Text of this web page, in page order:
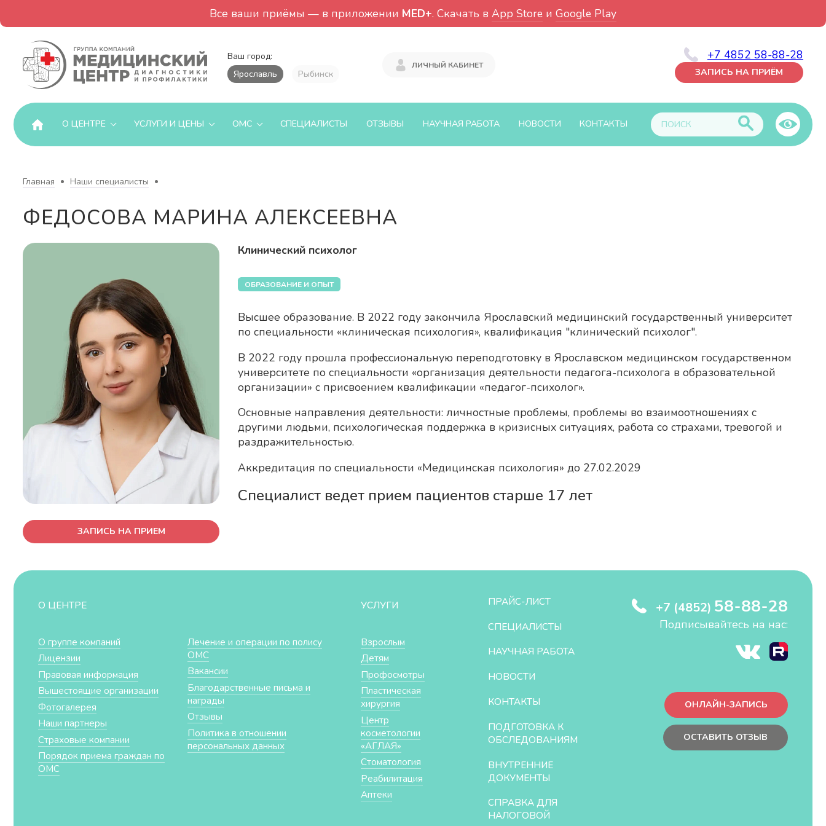
Все ваши приёмы — в приложении MED+. Скачать в App Store и Google Play
Ваш город:
Ярославль
Рыбинск
ЛИЧНЫЙ КАБИНЕТ
+7 4852 58-88-28
ЗАПИСЬ НА ПРИЁМ
О ЦЕНТРЕ УСЛУГИ И ЦЕНЫ ОМС СПЕЦИАЛИСТЫ ОТЗЫВЫ НАУЧНАЯ РАБОТА НОВОСТИ КОНТАКТЫ
Главная Наши специалисты
ФЕДОСОВА МАРИНА АЛЕКСЕЕВНА
ЗАПИСЬ НА ПРИЕМ
Клинический психолог
ОБРАЗОВАНИЕ И ОПЫТ
Высшее образование. В 2022 году закончила Ярославский медицинский государственный университет
по специальности «клиническая психология», квалификация "клинический психолог".
В 2022 году прошла профессиональную переподготовку в Ярославском медицинском государственном
университете по специальности «организация деятельности педагога-психолога в образовательной
организации» с присвоением квалификации «педагог-психолог».
Основные направления деятельности: личностные проблемы, проблемы во взаимоотношениях с
другими людьми, психологическая поддержка в кризисных ситуациях, работа со страхами, тревогой и
раздражительностью.
Аккредитация по специальности «Медицинская психология» до 27.02.2029
Специалист ведет прием пациентов старше 17 лет
О ЦЕНТРЕ
О группе компаний
Лицензии
Правовая информация
Вышестоящие организации
Фотогалерея
Наши партнеры
Страховые компании
Порядок приема граждан по
ОМС
Лечение и операции по полису
ОМС
Вакансии
Благодарственные письма и
награды
Отзывы
Политика в отношении
персональных данных
УСЛУГИ
Взрослым
Детям
Профосмотры
Пластическая
хирургия
Центр
косметологии
«АГЛАЯ»
Стоматология
Реабилитация
Аптеки
ПРАЙС-ЛИСТ
СПЕЦИАЛИСТЫ
НАУЧНАЯ РАБОТА
НОВОСТИ
КОНТАКТЫ
ПОДГОТОВКА К
ОБСЛЕДОВАНИЯМ
ВНУТРЕННИЕ
ДОКУМЕНТЫ
СПРАВКА ДЛЯ
НАЛОГОВОЙ
+7 (4852) 58-88-28
Подписывайтесь на нас:
ОНЛАЙН-ЗАПИСЬ
ОСТАВИТЬ ОТЗЫВ